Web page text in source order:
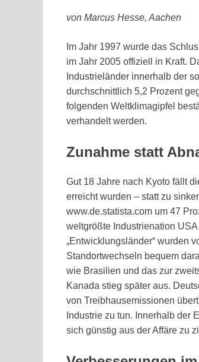
von Marcus Hesse, Aachen
Im Jahr 1997 wurde das
im Jahr 2005 offiziell in Kraft.
Industrieländer innerhalb der
durchschnittlich 5,2 Prozent
folgenden Weltklimagipfel
verhandelt werden.
Zunahme statt
Gut 18 Jahre nach Kyoto fällt
erreicht wurden – statt zu
www.de.statista.com um 47
weltgrößte Industrienation
„Entwicklungsländer“ wurden
Standortwechseln bequem
wie Brasilien und das zur
Kanada stieg später aus.
von Treibhausemissionen
Industrie zu tun. Innerhalb der
sich günstig aus der Affäre zu